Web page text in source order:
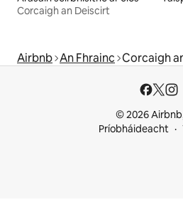
Corcaigh an Deiscirt
Airbnb An Fhrainc Corcaigh
© 2026
Príobháideacht